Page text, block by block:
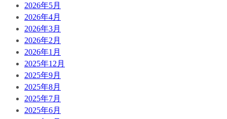
2026年5月
2026年4月
2026年3月
2026年2月
2026年1月
2025年12月
2025年9月
2025年8月
2025年7月
2025年6月